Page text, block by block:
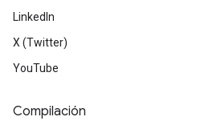
LinkedIn
X (Twitter)
YouTube
Compilación